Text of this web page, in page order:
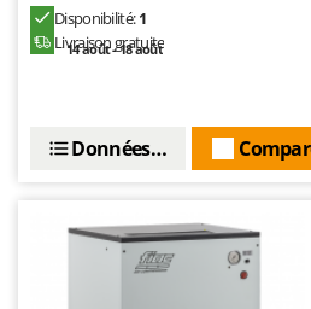
Disponibilité:1
Livraison gratuite
14 août - 18 août
Données techniques